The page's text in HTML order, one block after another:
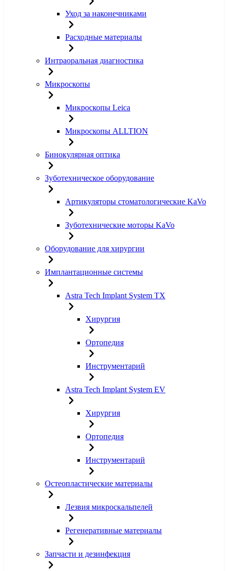
Уход за наконечниками
Расходные материалы
Интраоральная диагностика
Микроскопы
Микроскопы Leica
Микроскопы ALLTION
Бинокулярная оптика
Зуботехническое оборудование
Артикуляторы стоматологические KaVo
Зуботехнические моторы KaVo
Оборудование для хирургии
Имплантационные системы
Astra Tech Implant System TX
Хирургия
Ортопедия
Инструментарий
Astra Tech Implant System EV
Хирургия
Ортопедия
Инструментарий
Остеопластические материалы
Лезвия микроскальпелей
Регенеративные материалы
Запчасти и дезинфекция